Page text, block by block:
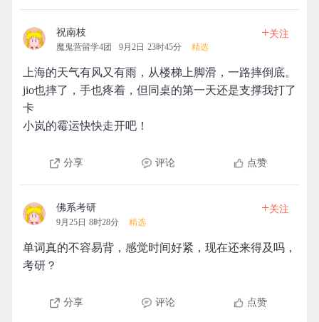
祝南枝
魔鬼营留学4团 9月2日 23时45分 精选
+关注
上海的天气有风又有雨，从楼梯上脚滑，一路摔倒底。
jio也摔了，手也疼着，但同桌的第一天还是支撑我打了
卡
小岚的霉运快快走开吧！
分享 评论 点赞
佛系考研
9月25日 8时28分 精选
+关注
单词真的不容易背，感觉时间好紧，现在还来得及吗，
考研？
分享 评论 点赞